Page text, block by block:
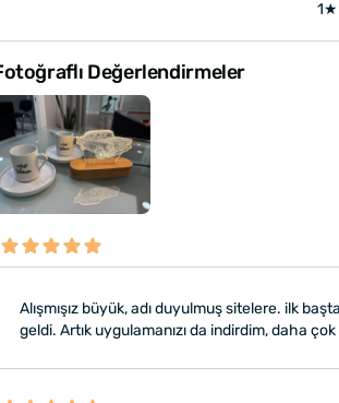
1★
Değerlendirmeler
Alışmışız büyük, adı duyulmuş sitelere. ilk
geldi. Artık uygulamanızı da indirdim, daha